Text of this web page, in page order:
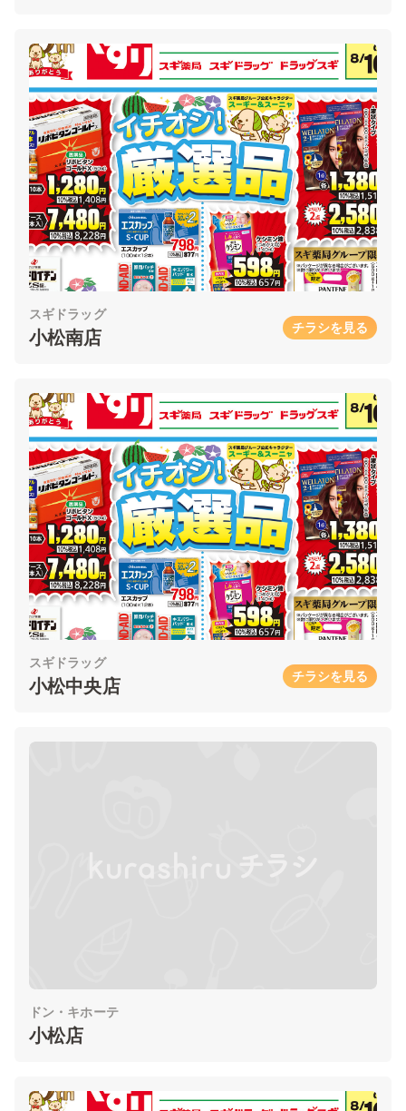
スギドラッグ
小松南店 チラシを見る
スギドラッグ
小松中央店 チラシを見る
ドン・キホーテ
小松店